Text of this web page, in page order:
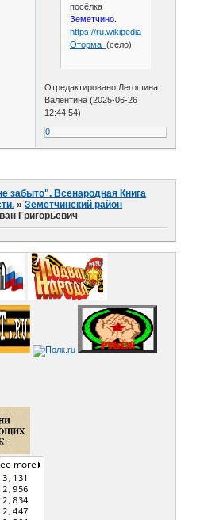
посёлка
Земетчино.
https://ru.wikipedia.org/wiki/
Оторма_ (село)
Отредактировано Легошина
Валентина (2025-06-26
12:44:54)
0
забыто". Всенародная Книга
»Земетчинский район
Григорьевич